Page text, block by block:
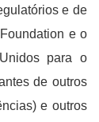
e de
e o
para o
de outros
e outros